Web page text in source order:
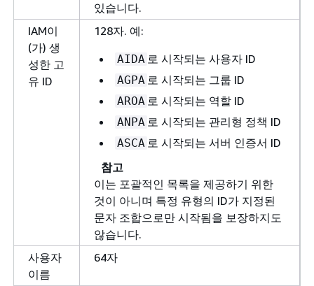
있습니다.
IAM이
(가) 생
성한 고
유 ID
128자. 예:
AIDA 로 시작되는 사용자 ID
AGPA 로 시작되는 그룹 ID
AROA 로 시작되는 역할 ID
ANPA 로 시작되는 관리형 정책 ID
ASCA 로 시작되는 서버 인증서 ID
참고
이는 포괄적인 목록을 제공하기 위한
것이 아니며 특정 유형의 ID가 지정된
문자 조합으로만 시작됨을 보장하지도
않습니다.
사용자
이름
64자